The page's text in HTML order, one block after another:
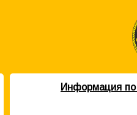
Информация по